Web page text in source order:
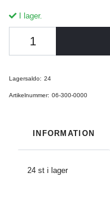
I lager.
Lagersaldo: 24
Artikelnummer: 06-300-0000
INFORMATION
24 st i lager